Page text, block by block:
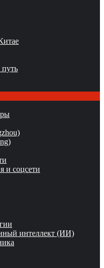
и соцсети
интеллект (ИИ)